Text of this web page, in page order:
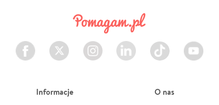
Facebook Twitter Instagram LinkedIn TikTok Youtube
Informacje O nas